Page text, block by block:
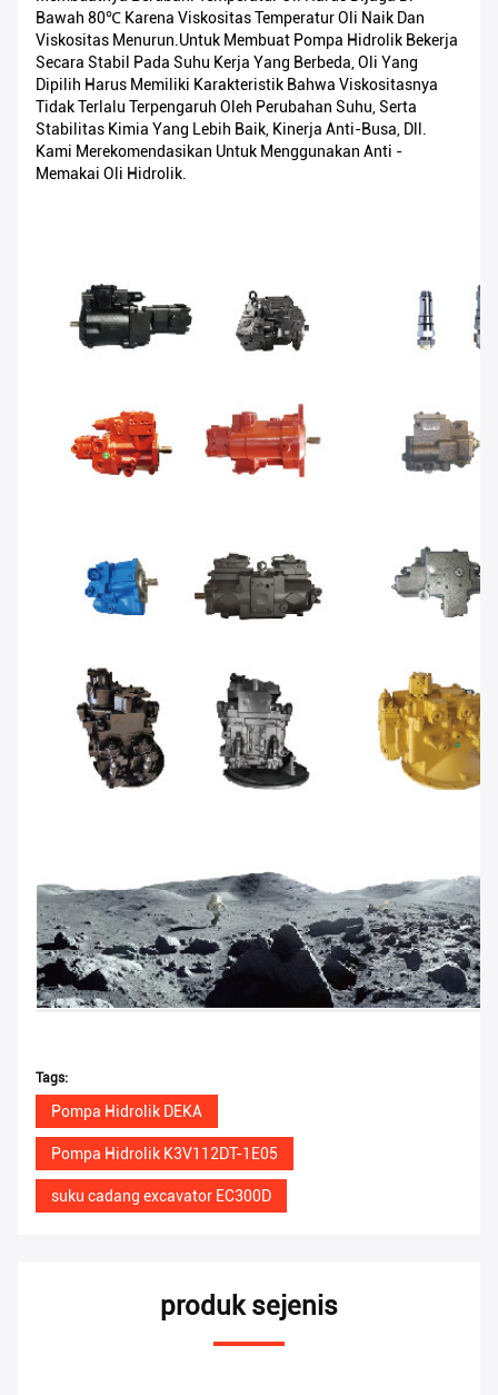
Bawah 80℃ Karena Viskositas Temperatur Oli Naik Dan
Viskositas Menurun.Untuk Membuat Pompa Hidrolik Bekerja
Secara Stabil Pada Suhu Kerja Yang Berbeda, Oli Yang
Dipilih Harus Memiliki Karakteristik Bahwa Viskositasnya
Tidak Terlalu Terpengaruh Oleh Perubahan Suhu, Serta
Stabilitas Kimia Yang Lebih Baik, Kinerja Anti-Busa, Dll.
Kami Merekomendasikan Untuk Menggunakan Anti -
Memakai Oli Hidrolik.
Tags:
Pompa Hidrolik DEKA
Pompa Hidrolik K3V112DT-1E05
suku cadang excavator EC300D
produk sejenis